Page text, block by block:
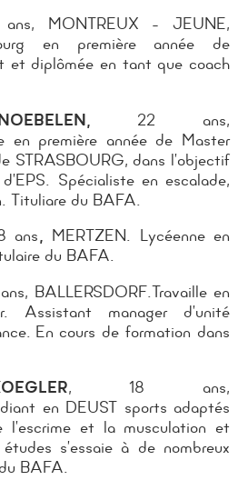
MONTREUX - JEUNE,
en première année de
et diplômée en tant que coach
, 22 ans,
en première année de Master
STRASBOURG, dans l’objectif
Spécialiste en escalade,
Tituliare du BAFA.
ans, MERTZEN. Lycéenne en
du BAFA.
BALLERSDORF.Travaille en
Assistant manager d’unité
En cours de formation dans
, 18 ans,
en DEUST sports adaptés
l’escrime et la musculation et
s’essaie à de nombreux
BAFA.